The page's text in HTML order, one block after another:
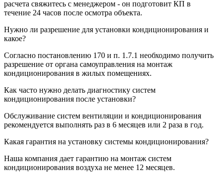
расчета свяжитесь с менеджером - он подготовит КП в
течение 24 часов после осмотра объекта.
Нужно ли разрешение для установки кондиционирования и
какое?
Согласно постановлению 170 и п. 1.7.1 необходимо получить
разрешение от органа самоуправления на монтаж
кондиционирования в жилых помещениях.
Как часто нужно делать диагностику систем
кондиционирования после установки?
Обслуживание систем вентиляции и кондиционирования
рекомендуется выполнять раз в 6 месяцев или 2 раза в год.
Какая гарантия на установку системы кондиционирования?
Наша компания дает гарантию на монтаж систем
кондиционирования воздуха не менее 12 месяцев.